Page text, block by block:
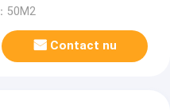
50M2
Contact nu